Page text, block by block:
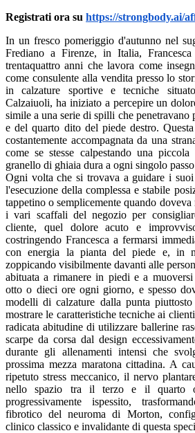
Registrati ora su https://strongbody.ai/
In un fresco pomeriggio d'autunno nel
Frediano a Firenze, in Italia,
trentaquattro anni che lavora come
come consulente alla vendita presso lo
in calzature sportive e tecniche
Calzaiuoli, ha iniziato a percepire un
simile a una serie di spilli che penetravano
e del quarto dito del piede destro.
costantemente accompagnata da una
come se stesse calpestando una
granello di ghiaia dura a ogni singolo
Ogni volta che si trovava a guidare i
l'esecuzione della complessa e stabile
tappetino o semplicemente quando
i vari scaffali del negozio per
cliente, quel dolore acuto e
costringendo Francesca a fermarsi
con energia la pianta del piede e, in
zoppicando visibilmente davanti alle
abituata a rimanere in piedi e a
otto o dieci ore ogni giorno, e spesso
modelli di calzature dalla punta
mostrare le caratteristiche tecniche ai
radicata abitudine di utilizzare ballerine
scarpe da corsa dal design
durante gli allenamenti intensi che
prossima mezza maratona cittadina. A
ripetuto stress meccanico, il nervo
nello spazio tra il terzo e il quarto
progressivamente ispessito,
fibrotico del neuroma di Morton,
clinico classico e invalidante di questa